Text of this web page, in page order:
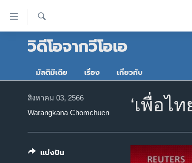
เนื้อหา
หน้าหลัก
เอเชีย
สหรัฐฯ
ธุรกิจ
วิทยาศาสตร์
ค้นหา
วิดีโอจากวีโอเอ
มัลติมีเดีย เรื่อง เกี่ยวกับ
‘เพื่อไ
สิงหาคม 03, 2566
Warangkana Chomchuen
แบ่งปัน